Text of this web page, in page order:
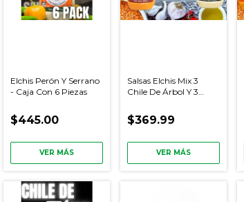
Elchis Perón Y Serrano
- Caja Con 6 Piezas
$445.00
VER MÁS
Salsas Elchis Mix 3
Chile De Árbol Y 3
$369.99
VER MÁS